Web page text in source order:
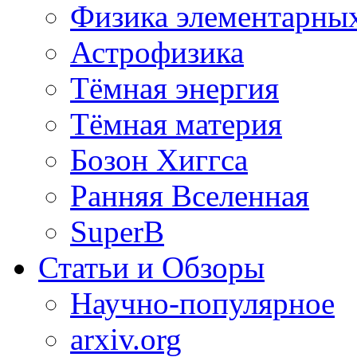
Физика
Астрофизика
Тёмная энергия
Тёмная материя
Бозон Хиггса
Ранняя Вселенная
SuperB
Статьи и Обзоры
Научно-популярное
arxiv.org